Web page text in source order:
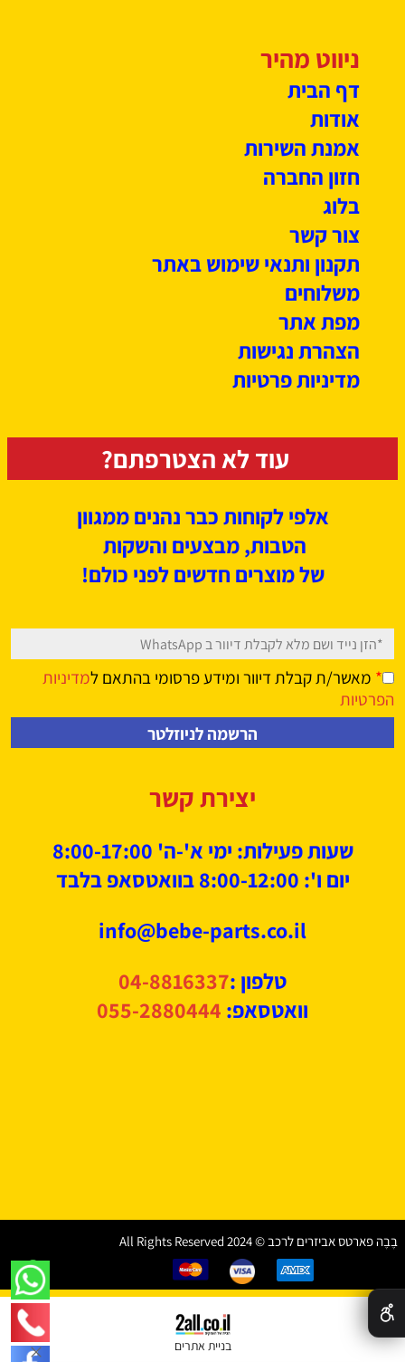
ניווט מהיר
דף הבית
אודות
אמנת השירות
חזון החברה
בלוג
צור קשר
תקנון ותנאי שימוש באתר
משלוחים
מפת אתר
הצהרת נגישות
מדיניות פרטיות
עוד לא הצטרפתם?
אלפי לקוחות כבר נהנים ממגוון
הטבות, מבצעים והשקות
של מוצרים חדשים לפני כולם!
* מאשר/ת קבלת דיוור ומידע פרסומי בהתאם למדיניות
הפרטיות
יצירת קשר
שעות פעילות: ימי א'-ה' 8:00-17:00
יום ו': 8:00-12:00 בוואטסאפ בלבד
info@bebe-parts.co.il
טלפון :04-8816337
וואטסאפ: 055-2880444
בֶבֶה פארטס אביזרים לרכב © 2024 All Rights Reserved
בניית אתרים